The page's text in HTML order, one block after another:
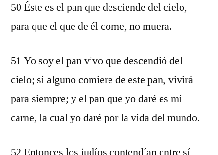
50 Éste es el pan que desciende del cielo,
para que el que de él come, no muera.
51 Yo soy el pan vivo que descendió del
cielo; si alguno comiere de este pan, vivirá
para siempre; y el pan que yo daré es mi
carne, la cual yo daré por la vida del mundo.
52 Entonces los judíos contendían entre sí,